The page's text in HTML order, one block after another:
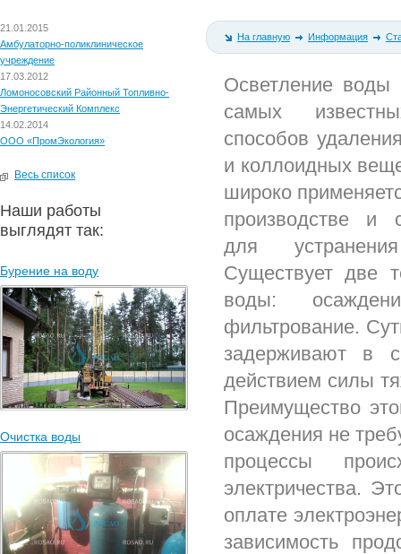
21.01.2015
Амбулаторно-поликлиническое
учреждение
17.03.2012
Ломоносовский Районный Топливно-
Энергетический Комплекс
14.02.2014
ООО «ПромЭкология»
Весь список
Наши работы
выглядят так:
Бурение на воду
Очистка воды
На главную Информация
Осветление воды
самых
способов
и коллоидных
широко
производстве и
для
Существует две
воды:
фильтрование.
задерживают в
действием силы
Преимущество
осаждения не
процессы
электричества.
оплате
зависимость